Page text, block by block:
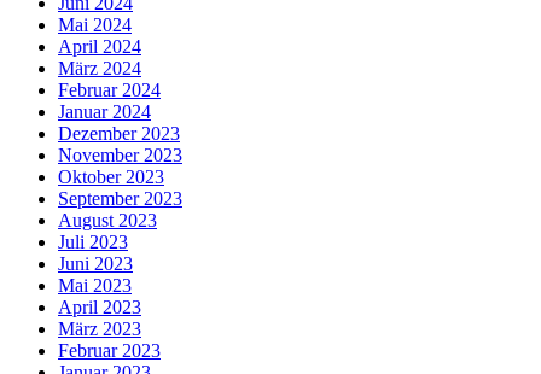
Mai 2024
April 2024
März 2024
Februar 2024
Januar 2024
Dezember 2023
November 2023
Oktober 2023
September 2023
August 2023
Juli 2023
Juni 2023
Mai 2023
April 2023
März 2023
Februar 2023